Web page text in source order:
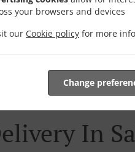
your browsers and devices
our Cookie policy for more
Change
In